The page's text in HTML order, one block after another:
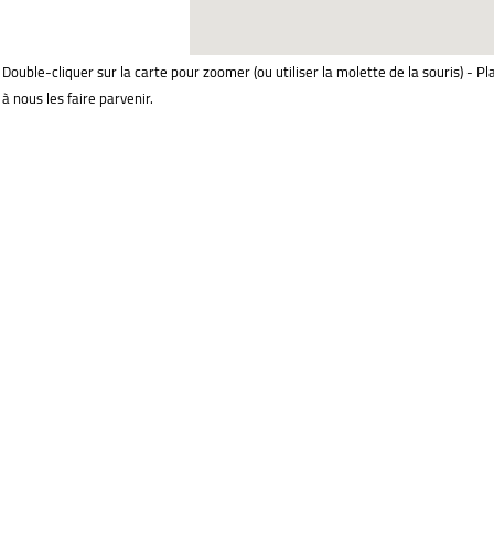
Double-cliquer sur la carte pour zoomer (ou utiliser la molette de la souris) -
à nous les faire parvenir.